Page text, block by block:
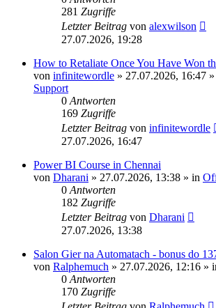
281 Zugriffe
Letzter Beitrag von alexwilson
27.07.2026, 19:28
How to Retaliate Once You Have Won
von infinitewordle » 27.07.2026, 16:47
Support
0 Antworten
169 Zugriffe
Letzter Beitrag von infinitewordle
27.07.2026, 16:47
Power BI Course in Chennai
von Dharani » 27.07.2026, 13:38 » in
0 Antworten
182 Zugriffe
Letzter Beitrag von Dharani
27.07.2026, 13:38
Salon Gier na Automatach - bonus do
von Ralphemuch » 27.07.2026, 12:16 »
0 Antworten
170 Zugriffe